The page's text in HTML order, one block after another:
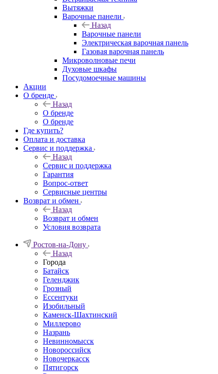
Вытяжки
Варочные панели
Назад
Варочные панели
Электрическая варочная панель
Газовая варочная панель
Микроволновые печи
Духовые шкафы
Посудомоечные машины
Акции
О бренде
Назад
О бренде
О бренде
Где купить?
Оплата и доставка
Сервис и поддержка
Назад
Сервис и поддержка
Гарантия
Вопрос-ответ
Сервисные центры
Возврат и обмен
Назад
Возврат и обмен
Условия возврата
Ростов-на-Дону
Назад
Города
Батайск
Геленджик
Грозный
Ессентуки
Изобильный
Каменск-Шахтинский
Миллерово
Назрань
Невинномысск
Новороссийск
Новочеркасcк
Пятигорск